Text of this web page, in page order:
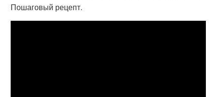
Пошаговый рецепт.